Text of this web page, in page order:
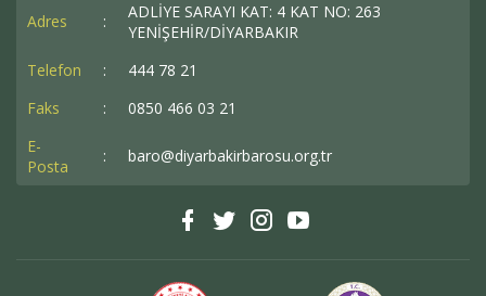
Adres :
ADLİYE SARAYI KAT: 4 KAT NO: 263
YENİŞEHİR/DİYARBAKIR
Telefon
:
444 78 21
Faks
:
0850 466 03 21
E-
Posta
: baro@diyarbakirbarosu.org.tr